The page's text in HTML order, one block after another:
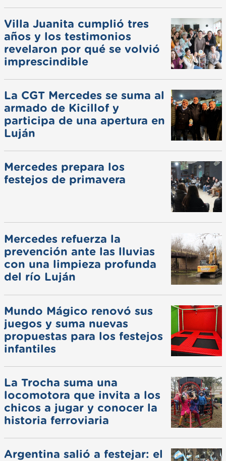
Villa Juanita cumplió tres
años y los testimonios
revelaron por qué se volvió
imprescindible
La CGT Mercedes se suma al
armado de Kicillof y
participa de una apertura en
Luján
Mercedes prepara los
festejos de primavera
Mercedes refuerza la
prevención ante las lluvias
con una limpieza profunda
del río Luján
Mundo Mágico renovó sus
juegos y suma nuevas
propuestas para los festejos
infantiles
La Trocha suma una
locomotora que invita a los
chicos a jugar y conocer la
historia ferroviaria
Argentina salió a festejar: el